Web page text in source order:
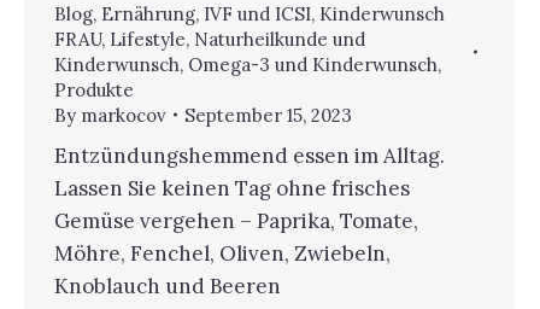
Blog, Ernährung, IVF und ICSI, Kinderwunsch
FRAU, Lifestyle, Naturheilkunde und
Kinderwunsch, Omega-3 und Kinderwunsch,
Produkte
By markocov September 15, 2023
Entzündungshemmend essen im Alltag.
Lassen Sie keinen Tag ohne frisches
Gemüse vergehen – Paprika, Tomate,
Möhre, Fenchel, Oliven, Zwiebeln,
Knoblauch und Beeren